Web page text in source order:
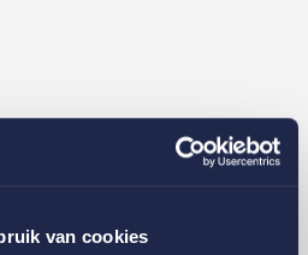
van cookies